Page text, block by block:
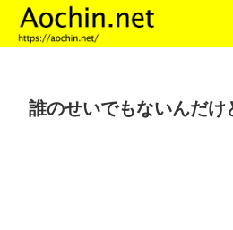
誰のせいでもないんだけ